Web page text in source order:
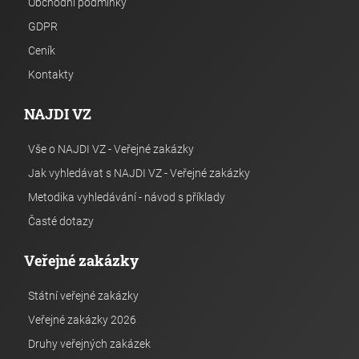
GDPR
Ceník
Kontakty
NAJDI VZ
Vše o NAJDI VZ - Veřejné zakázky
Jak vyhledávat s NAJDI VZ - Veřejné zakázky
Metodika vyhledávání - návod s příklady
Časté dotazy
Veřejné zakázky
Státní veřejné zakázky
Veřejné zakázky 2026
Druhy veřejných zakázek